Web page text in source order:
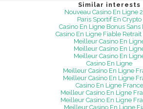
Similar interests
Nouveau Casino En Ligne
Paris Sportif En Crypto
Casino En Ligne Bonus Sans
Casino En Ligne Fiable Retrait
Meilleur Casino En
Meilleur Casino En
Meilleur Casino En
Casino En Ligne
Meilleur Casino En Ligne
Meilleur Casino En Ligne
Casino En Ligne France
Meilleur Casino En Ligne
Meilleur Casino En Ligne
Meilleur Casino En Ligne